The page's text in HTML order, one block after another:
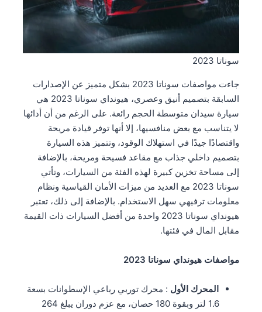
سوناتا 2023
جاءت مواصفات سوناتا 2023 بشكل متميز عن الإصدارات
السابقة بتصميم أنيق وعصري، هيونداي سوناتا 2023 هي
سيارة سيدان متوسطة الحجم رائعة. على الرغم من أن أدائها
لا يتناسب مع بعض منافسيها، إلا أنها توفر قيادة مريحة
واقتصادًا جيدًا في استهلاك الوقود، وتتميز هذه السيارة
بتصميم داخلي جذاب مع مقاعد فسيحة ومريحة، بالإضافة
إلى مساحة تخزين كبيرة لهذه الفئة من السيارات، وتأتي
سوناتا 2023 مع العديد من ميزات الأمان القياسية ونظام
معلومات ترفيهي سهل الاستخدام. بالإضافة إلى ذلك، تعتبر
هيونداي سوناتا 2023 واحدة من أفضل السيارات ذات القيمة
مقابل المال في فئتها.
مواصفات هيونداي سوناتا 2023
المحرك الأول : محرك توربي رباعي الإسطوانات بسعة
1.6 لتر وبقوة 180 حصان، مع عزم دوران يبلغ 264